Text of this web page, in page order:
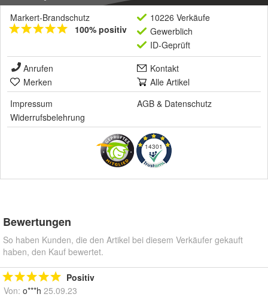
Markert-Brandschutz
100% positiv
10226 Verkäufe
Gewerblich
ID-Geprüft
Anrufen
Kontakt
Merken
Alle Artikel
Impressum
AGB & Datenschutz
Widerrufsbelehrung
14301
Bewertungen
So haben Kunden, die den Artikel bei diesem Verkäufer gekauft
haben, den Kauf bewertet.
Positiv
Von: o***h 25.09.23